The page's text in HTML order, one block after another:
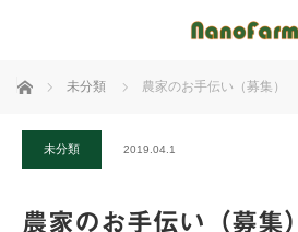
ホーム 未分類 農家のお手伝い（募集）
未分類 2019.04.1
農家のお手伝い（募集）